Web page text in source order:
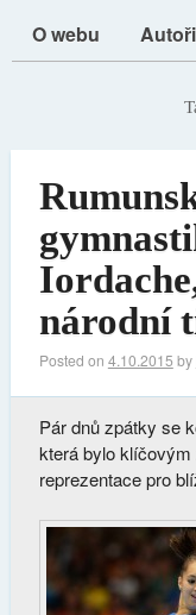
O webu
národní
Posted on 4.10.2015 by
Pár dnů zpátky se
která bylo
reprezentace pro